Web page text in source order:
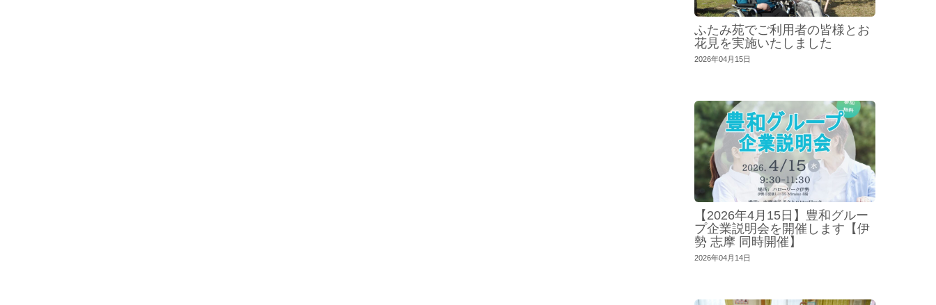
ふたみ苑でご利用者の皆様とお
花見を実施いたしました
2026年04月15日
【2026年4月15日】豊和グルー
プ企業説明会を開催します【伊
勢 志摩 同時開催】
2026年04月14日